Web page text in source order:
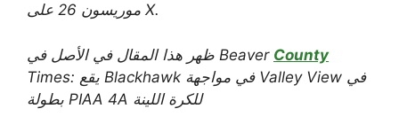
موريسون 26 على X.
ظهر هذا المقال في الأصل في Beaver County
Times: يقع Blackhawk في مواجهة Valley View في
بطولة PIAA 4A للكرة اللينة